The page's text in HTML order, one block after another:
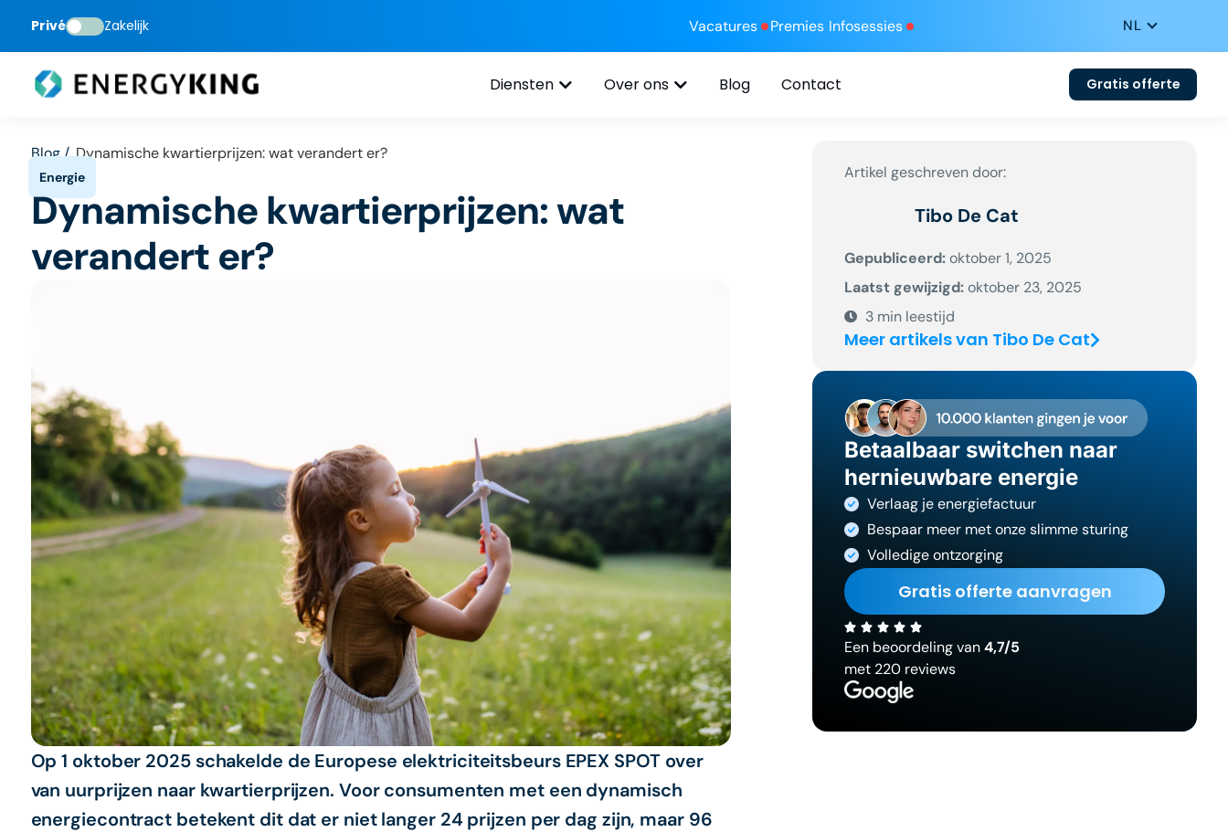
Privé Zakelijk Vacatures Premies Infosessies
Diensten Over ons Blog Contact Gratis offerte
Blog / Dynamische kwartierprijzen: wat verandert er?
Dynamische kwartierprijzen: wat
verandert er?
Op 1 oktober 2025 schakelde de Europese elektriciteitsbeurs EPEX SPOT over
van uurprijzen naar kwartierprijzen. Voor consumenten met een dynamisch
energiecontract betekent dit dat er niet langer 24 prijzen per dag zijn, maar 96
Artikel geschreven door:
Tibo De Cat
Gepubliceerd:oktober 1, 2025
Laatst gewijzigd:oktober 23, 2025
3 min leestijd
Meer artikels van Tibo De Cat
Betaalbaar switchen naar
hernieuwbare energie
Verlaag je energiefactuur
Bespaar meer met onze slimme sturing
Volledige ontzorging
Gratis offerte aanvragen
Een beoordeling van4,7/5
met 220 reviews